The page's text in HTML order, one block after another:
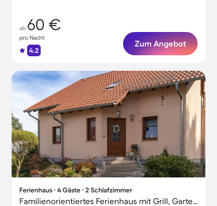
ab 60 €
pro Nacht
4.2
Zum Angebot
Ferienhaus ∙ 4 Gäste ∙ 2 Schlafzimmer
Familienorientiertes Ferienhaus mit Grill, Garten und Terrasse